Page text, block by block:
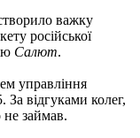
важку
російської
Салют.
управління
За відгуками колег,
займав.